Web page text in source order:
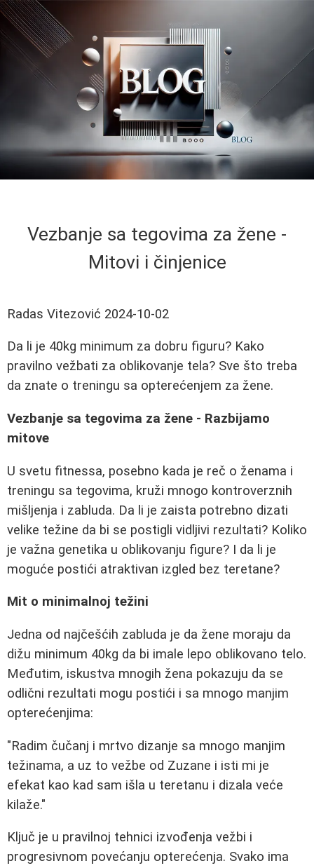
Vezbanje sa tegovima za žene -
Mitovi i činjenice
Radas Vitezović 2024-10-02
Da li je 40kg minimum za dobru figuru? Kako
pravilno vežbati za oblikovanje tela? Sve što treba
da znate o treningu sa opterećenjem za žene.
Vezbanje sa tegovima za žene - Razbijamo
mitove
U svetu fitnessa, posebno kada je reč o ženama i
treningu sa tegovima, kruži mnogo kontroverznih
mišljenja i zabluda. Da li je zaista potrebno dizati
velike težine da bi se postigli vidljivi rezultati? Koliko
je važna genetika u oblikovanju figure? I da li je
moguće postići atraktivan izgled bez teretane?
Mit o minimalnoj težini
Jedna od najčešćih zabluda je da žene moraju da
dižu minimum 40kg da bi imale lepo oblikovano telo.
Međutim, iskustva mnogih žena pokazuju da se
odlični rezultati mogu postići i sa mnogo manjim
opterećenjima:
"Radim čučanj i mrtvo dizanje sa mnogo manjim
težinama, a uz to vežbe od Zuzane i isti mi je
efekat kao kad sam išla u teretanu i dizala veće
kilaže."
Ključ je u pravilnoj tehnici izvođenja vežbi i
progresivnom povećanju opterećenja. Svako ima